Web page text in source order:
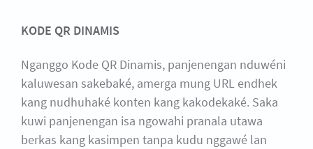
KODE QR DINAMIS
Nganggo Kode QR Dinamis, panjenengan nduwéni
kaluwesan sakebaké, amerga mung URL endhek
kang nudhuhaké konten kang kakodekaké. Saka
kuwi panjenengan isa ngowahi pranala utawa
berkas kang kasimpen tanpa kudu nggawé lan